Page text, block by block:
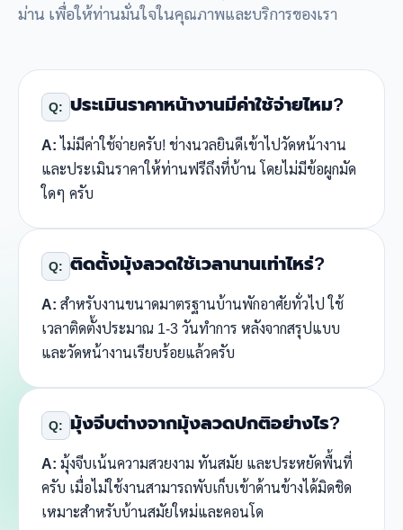
ม่าน เพื่อให้ท่านมั่นใจในคุณภาพและบริการของเรา
Q: ประเมินราคาหน้างานมีค่าใช้จ่ายไหม?
A:ไม่มีค่าใช้จ่ายครับ! ช่างนวลยินดีเข้าไปวัดหน้างาน
และประเมินราคาให้ท่านฟรีถึงที่บ้าน โดยไม่มีข้อผูกมัด
ใดๆ ครับ
Q: ติดตั้งมุ้งลวดใช้เวลานานเท่าไหร่?
A: สำหรับงานขนาดมาตรฐานบ้านพักอาศัยทั่วไป ใช้
เวลาติดตั้งประมาณ 1-3 วันทำการ หลังจากสรุปแบบ
และวัดหน้างานเรียบร้อยแล้วครับ
Q: มุ้งจีบต่างจากมุ้งลวดปกติอย่างไร?
A: มุ้งจีบเน้นความสวยงาม ทันสมัย และประหยัดพื้นที่
ครับ เมื่อไม่ใช้งานสามารถพับเก็บเข้าด้านข้างได้มิดชิด
เหมาะสำหรับบ้านสมัยใหม่และคอนโด